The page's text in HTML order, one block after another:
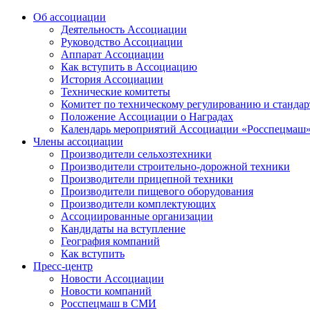
Об ассоциации
Деятельность Ассоциации
Руководство Ассоциации
Аппарат Ассоциации
Как вступить в Ассоциацию
История Ассоциации
Технические комитеты
Комитет по техническому регулированию и
Положение Ассоциации о Наградах
Календарь мероприятий Ассоциации «Росспецмаш»
Члены ассоциации
Производители сельхозтехники
Производители строительно-дорожной техники
Производители прицепной техники
Производители пищевого оборудования
Производители комплектующих
Ассоциированные организации
Кандидаты на вступление
География компаний
Как вступить
Пресс-центр
Новости Ассоциации
Новости компаний
Росспецмаш в СМИ